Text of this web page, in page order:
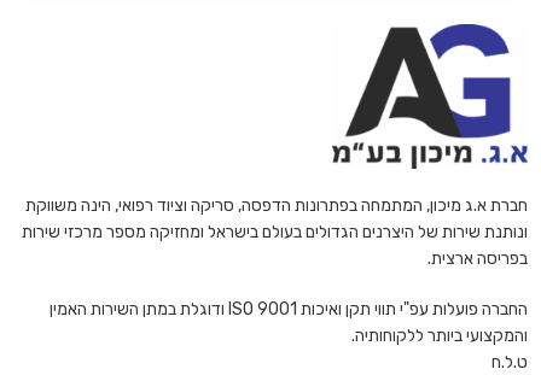
חברת א.ג מיכון, המתמחה בפתרונות הדפסה, סריקה וציוד רפואי, הינה משווקת
ונותנת שירות של היצרנים הגדולים בעולם בישראל ומחזיקה מספר מרכזי שירות
בפריסה ארצית.
החברה פועלות עפ"י תווי תקן ואיכות ISO 9001 ודוגלת במתן השירות האמין
והמקצועי ביותר ללקוחותיה.
ט.ל.ח